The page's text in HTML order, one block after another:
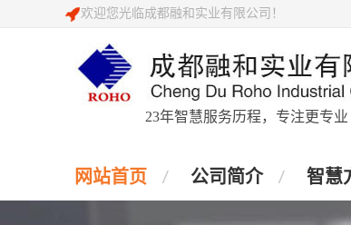
欢迎您光临成都融和实业有限公司！
23年智慧服务历程，专注更专业
网站首页 公司简介 智慧